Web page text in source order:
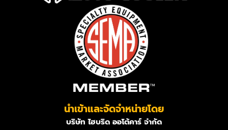
นำเข้าและจัดจำหน่ายโดย
บริษัท ไฮบริด ออโต้คาร์ จำกัด